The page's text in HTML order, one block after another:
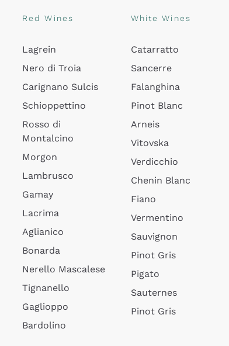
Red Wines
Lagrein
Nero di Troia
Carignano Sulcis
Schioppettino
Rosso di
Montalcino
Morgon
Lambrusco
Gamay
Lacrima
Aglianico
Bonarda
Nerello Mascalese
Tignanello
Gaglioppo
Bardolino
White Wines
Catarratto
Sancerre
Falanghina
Pinot Blanc
Arneis
Vitovska
Verdicchio
Chenin Blanc
Fiano
Vermentino
Sauvignon
Pinot Gris
Pigato
Sauternes
Pinot Gris